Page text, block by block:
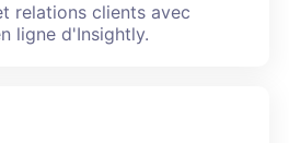
relations clients avec
ligne d'Insightly.